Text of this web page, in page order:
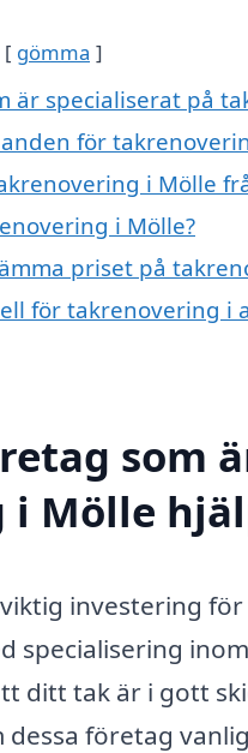
gömma
är specialiserat på
för
i Mölle
i Mölle?
priset på
för takrenovering i
som
Mölle
investering
specialisering inom
ditt tak är i gott
företag